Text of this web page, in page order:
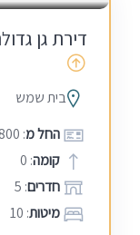
דירת גן
בית שמש
החל מ: 1,800 ₪
קומה: 0
חדרים: 5
מיטות: 10